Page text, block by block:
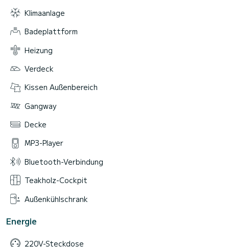
Klimaanlage
Badeplattform
Heizung
Verdeck
Kissen Außenbereich
Gangway
Decke
MP3-Player
Bluetooth-Verbindung
Teakholz-Cockpit
Außenkühlschrank
Energie
220V-Steckdose